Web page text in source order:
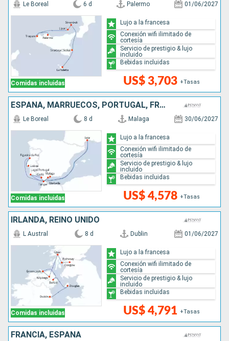
Comidas incluidas
Le Boreal 6 d Palermo 01/06/2027
US$ 3,703 +Tasas
Lujo a la francesa
Conexión wifi ilimitado de
cortesía
Servicio de prestigio & lujo
incluido
Bebidas incluidas
ESPAÑA, MARRUECOS, PORTUGAL, FRANCIA, SUDAFRICA
Comidas incluidas
Le Boreal 8 d Malaga 30/06/2027
US$ 4,578 +Tasas
Lujo a la francesa
Conexión wifi ilimitado de
cortesía
Servicio de prestigio & lujo
incluido
Bebidas incluidas
IRLANDA, REINO UNIDO
Comidas incluidas
L Austral 8 d Dublin 01/06/2027
US$ 4,791 +Tasas
Lujo a la francesa
Conexión wifi ilimitado de
cortesía
Servicio de prestigio & lujo
incluido
Bebidas incluidas
FRANCIA, ESPAÑA